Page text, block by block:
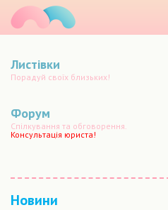
Листівки
Порадуй своїх близьких!
Форум
Спілкування та обговорення.
Консультація юриста!
Новини